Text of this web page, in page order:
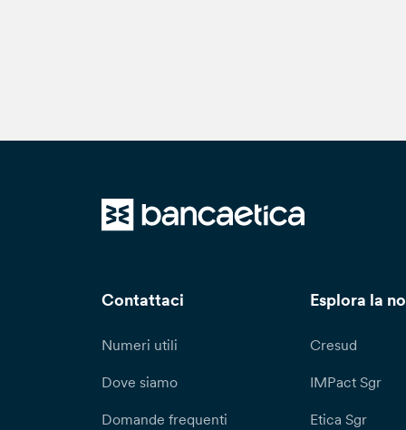
Contattaci
Numeri utili
Dove siamo
Domande frequenti
Esplora la
Cresud
IMPact Sgr
Etica Sgr